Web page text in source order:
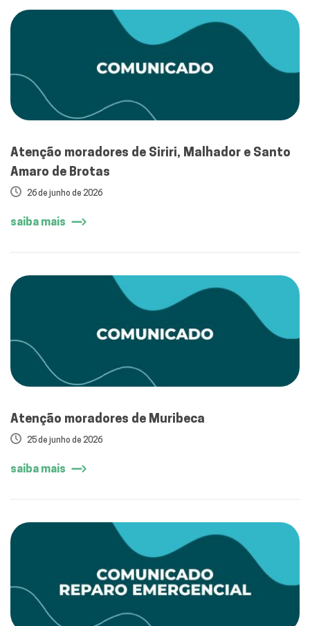
Atenção moradores de Siriri, Malhador e Santo
Amaro de Brotas
26 de junho de 2026
saiba mais
Atenção moradores de Muribeca
25 de junho de 2026
saiba mais